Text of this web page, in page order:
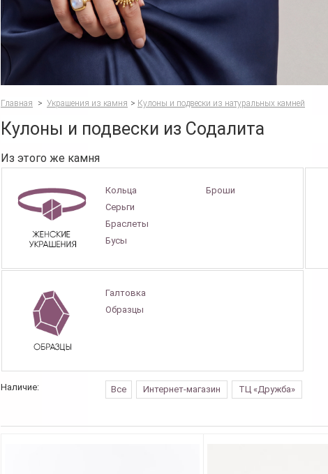
Главная > Украшения из камня > Кулоны и подвески из натуральных камней
Кулоны и подвески из Содалита
Из этого же камня
Кольца
Серьги
Браслеты
Бусы
Броши
Галтовка
Образцы
Наличие: Все Интернет-магазин ТЦ «Дружба»